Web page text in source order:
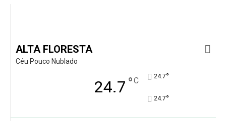
ALTA FLORESTA
Céu Pouco Nublado
24.7 °C 24.7°
24.7°